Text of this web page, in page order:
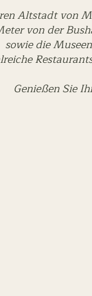
Altstadt von
von der
sowie die
Genießen Sie